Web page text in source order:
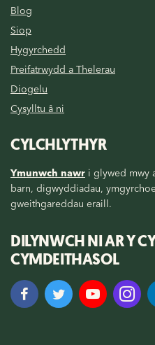
Blog
Siop
Hygyrchedd
Preifatrwydd a Thelerau
Diogelu
Cysylltu â ni
CYLCHLYTHYR
Ymunwch nawr i glywed mwy
barn, digwyddiadau,
gweithgareddau eraill.
DILYNWCH NI AR Y
CYMDEITHASOL